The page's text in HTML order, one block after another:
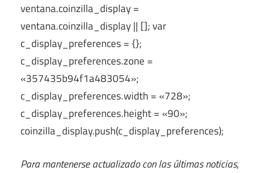
ventana.coinzilla_display =
ventana.coinzilla_display || []; var
c_display_preferences = {};
c_display_preferences.zone =
«357435b94f1a483054»;
c_display_preferences.width = «728»;
c_display_preferences.height = «90»;
coinzilla_display.push(c_display_preferences);
Para mantenerse actualizado con las últimas noticias,